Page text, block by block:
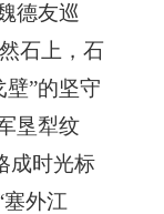
德友巡
石上，石
”的坚守
垦犁纹
成时光标
外江